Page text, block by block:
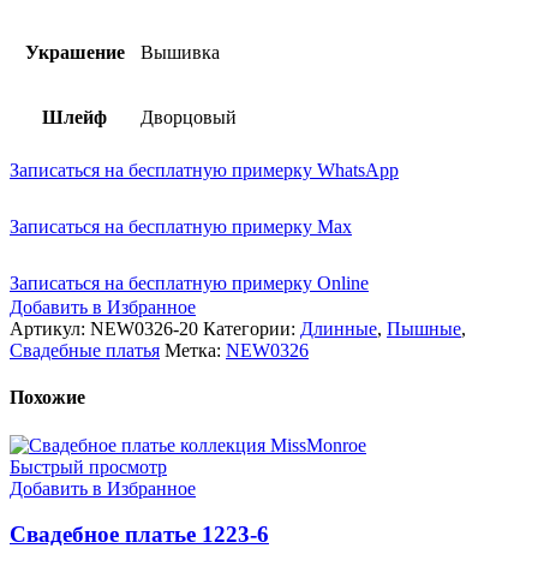
Украшение Вышивка
Шлейф Дворцовый
Записаться на бесплатную примерку WhatsApp
Записаться на бесплатную примерку Max
Записаться на бесплатную примерку Online
Добавить в Избранное
Артикул: NEW0326-20 Категории: Длинные, Пышные,
Свадебные платья Метка: NEW0326
Похожие
Быстрый просмотр
Добавить в Избранное
Свадебное платье 1223-6